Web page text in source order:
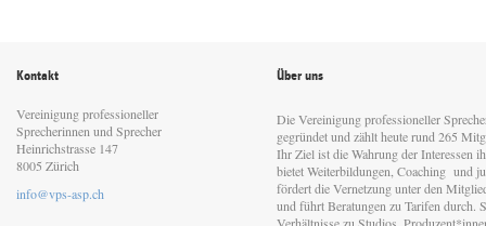
Kontakt
Vereinigung professioneller
Sprecherinnen und Sprecher
Heinrichstrasse 147
8005 Zürich
info@vps-asp.ch
Über uns
Die Vereinigung professioneller
gegründet und zählt heute rund 265
Ihr Ziel ist die Wahrung der Interessen
bietet Weiterbildungen, Coaching und
fördert die Vernetzung unter den
und führt Beratungen zu Tarifen durch.